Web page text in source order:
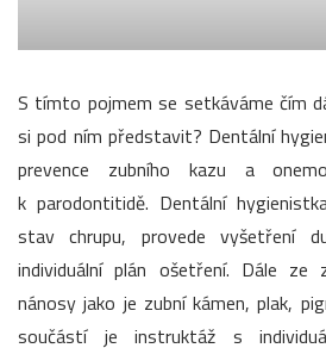
S tímto pojmem se setkáváme čím
si pod ním představit? Dentální
prevence zubního kazu a
k parodontitidě. Dentální
stav chrupu, provede vyšetření
individuální plán ošetření. Dále ze
nánosy jako je zubní kámen, plak,
součástí je instruktáž s